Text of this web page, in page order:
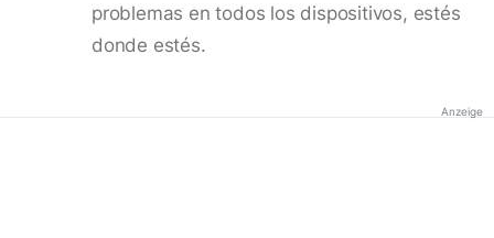
problemas en todos los dispositivos, estés
donde estés.
Anzeige